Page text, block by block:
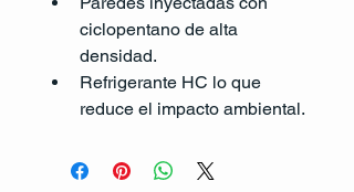
ciclopentano de alta
densidad.
Refrigerante HC lo que
reduce el impacto ambiental.